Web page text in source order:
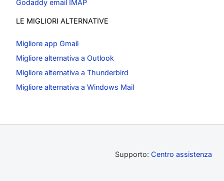
Godaddy email IMAP
LE MIGLIORI ALTERNATIVE
Migliore app Gmail
Migliore alternativa a Outlook
Migliore alternativa a Thunderbird
Migliore alternativa a Windows Mail
Supporto: Centro assistenza